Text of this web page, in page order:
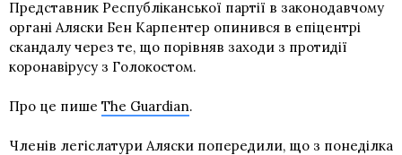
Представник Республіканської партії в законодавчому
органі Аляски Бен Карпентер опинився в епіцентрі
скандалу через те, що порівняв заходи з протидії
коронавірусу з Голокостом.
Про це пише The Guardian.
Членів легіслатури Аляски попередили, що з понеділка